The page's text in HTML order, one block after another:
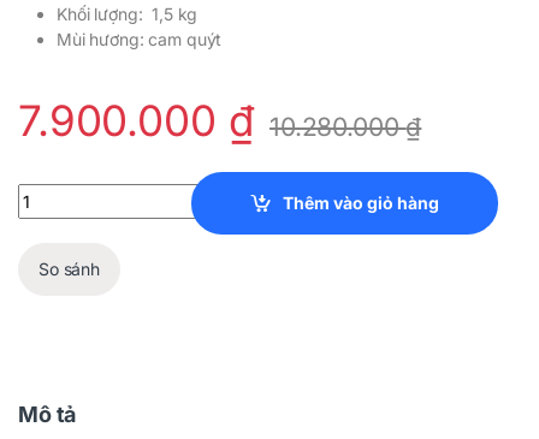
Khối lượng: 1,5 kg
Mùi hương: cam quýt
7.900.000 ₫ 10.280.000₫
Hũ nến Clara Reflections Copenhagen quantity
Thêm vào giỏ hàng
So sánh
Mô tả